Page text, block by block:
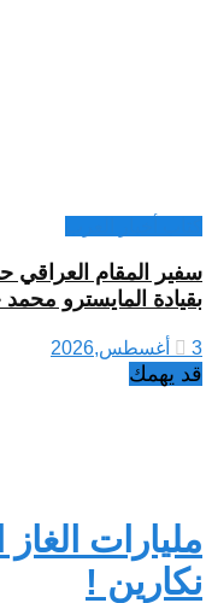
سفير المقام
بقيادة المايسترو
3 أغسطس,2026
قد يهمك
مليارات الغاز
نكارين !